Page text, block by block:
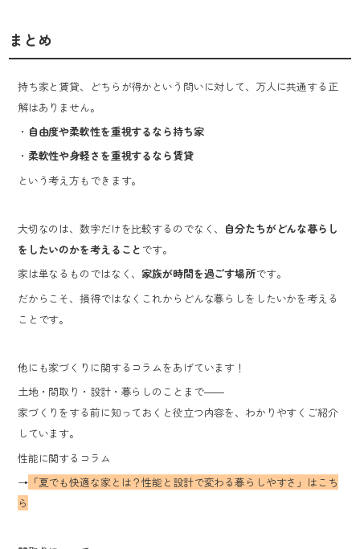
まとめ
持ち家と賃貸、どちらが得かという問いに対して、万人に共通する正
解はありません。
・ 自由度や柔軟性を重視するなら持ち家
・ 柔軟性や身軽さを重視するなら賃貸
という考え方もできます。
大切なのは、数字だけを比較するのでなく、 自分たちがどんな暮らし
をしたいのかを考えること です。
家は単なるものではなく、 家族が時間を過ごす場所です。
だからこそ、損得ではなくこれからどんな暮らしをしたいかを考える
ことです。
他にも家づくりに関するコラムをあげています！
土地・間取り・設計・暮らしのことまで――
家づくりをする前に知っておくと役立つ内容を、わかりやすくご紹介
しています。
性能に関するコラム
→「夏でも快適な家とは？性能と設計で変わる暮らしやすさ」はこち
ら